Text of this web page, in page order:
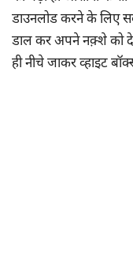
डाउनलोड करने के लिए
डाल कर अपने नक़्शे को
ही नीचे जाकर व्हाइट